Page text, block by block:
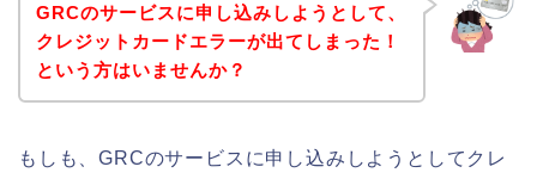
GRCのサービスに申し込みしようとして、
クレジットカードエラーが出てしまった！
という方はいませんか？
もしも、GRCのサービスに申し込みしようとしてクレ